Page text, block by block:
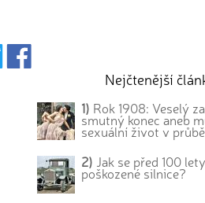
Nejčtenější
1) Rok 1908: Veselý
smutný konec aneb
sexuální život v
2) Jak se před 100
poškozené silnice?